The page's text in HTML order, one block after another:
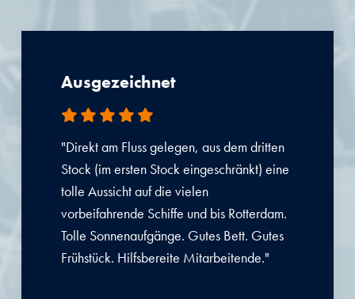
Ausgezeichnet
"Direkt am Fluss gelegen, aus dem dritten
Stock (im ersten Stock eingeschränkt) eine
tolle Aussicht auf die vielen
vorbeifahrende Schiffe und bis Rotterdam.
Tolle Sonnenaufgänge. Gutes Bett. Gutes
Frühstück. Hilfsbereite Mitarbeitende."